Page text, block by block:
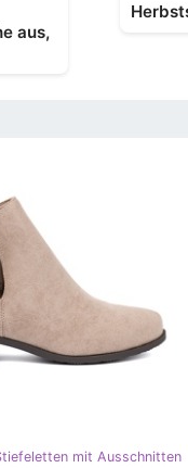
aus,
mit Ausschnitten